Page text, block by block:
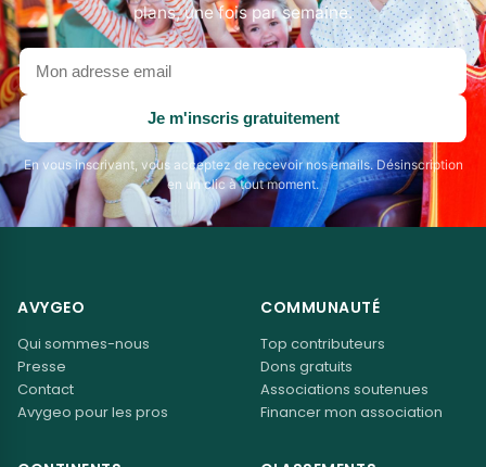
plans, une fois par semaine.
Votre
adresse
email
Je m'inscris gratuitement
En vous inscrivant, vous acceptez de recevoir nos emails. Désinscription
en un clic à tout moment.
AVYGEO
Qui sommes-nous
Presse
Contact
Avygeo pour les pros
COMMUNAUTÉ
Top contributeurs
Dons gratuits
Associations soutenues
Financer mon association